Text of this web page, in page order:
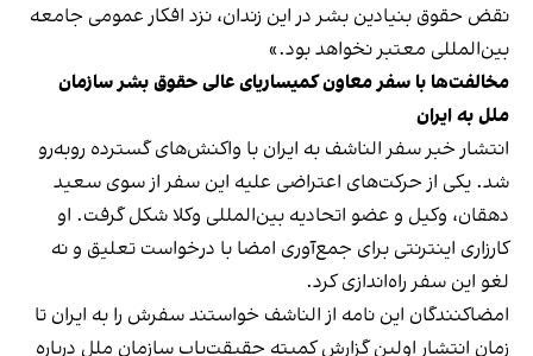
نقض حقوق بنیادین بشر در این زندان، نزد افکار عمومی جامعه
بین‌المللی معتبر نخواهد بود.»
مخالفت‌ها با سفر معاون کمیساریای عالی حقوق بشر سازمان
ملل به ایران
انتشار خبر سفر الناشف به ایران با واکنش‌های گسترده روبه‌رو
شد. یکی از حرکت‌های اعتراضی علیه این سفر از سوی سعید
دهقان، وکیل و عضو اتحادیه بین‌المللی وکلا شکل گرفت. او
کارزاری اینترنتی برای جمع‌آوری امضا با درخواست تعلیق و نه
لغو این سفر راه‌اندازی کرد.
امضاکنندگان این نامه از الناشف خواستند سفرش را به ایران تا
زمان انتشار اولین گزارش کمیته حقیقت‌یاب سازمان ملل درباره